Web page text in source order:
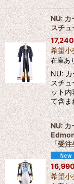
NU:
スチュ
17,240
希望小
在庫あ
NU:
スチ
ット内
て含
NU:
「受注
希望小